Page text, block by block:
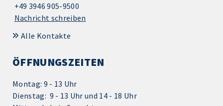
+49 3946 905-9500
Nachricht schreiben
Alle Kontakte
ÖFFNUNGSZEITEN
Montag: 9 - 13 Uhr
Dienstag: 9 - 13 Uhr und 14 - 18 Uhr